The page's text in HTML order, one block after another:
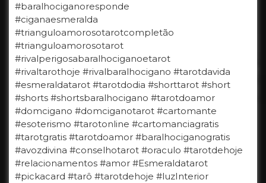
#baralhociganoresponde
#ciganaesmeralda
#trianguloamorosotarotcompletão
#trianguloamorosotarot
#rivalperigosabaralhociganoetarot
#rivaltarothoje #rivalbaralhocigano #tarotdavida
#esmeraldatarot #tarotdodia #shorttarot #short
#shorts #shortsbaralhocigano #tarotdoamor
#domcigano #domciganotarot #cartomante
#esoterismo #tarotonline #cartomanciagratis
#tarotgratis #tarotdoamor #baralhociganogratis
#avozdivina #conselhotarot #oraculo #tarotdehoje
#relacionamentos #amor #Esmeraldatarot
#pickacard #tarô #tarotdehoje #luzInterior